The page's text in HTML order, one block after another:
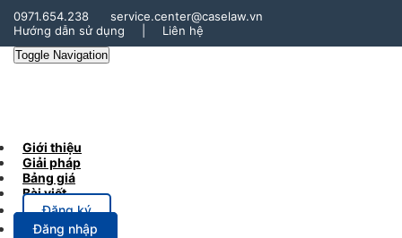
0971.654.238
service.center@caselaw.vn
Hướng dẫn sử dụng
Liên hệ
Toggle Navigation
Giới thiệu
Giải pháp
Bảng giá
Bài viết
Đăng ký
Đăng nhập